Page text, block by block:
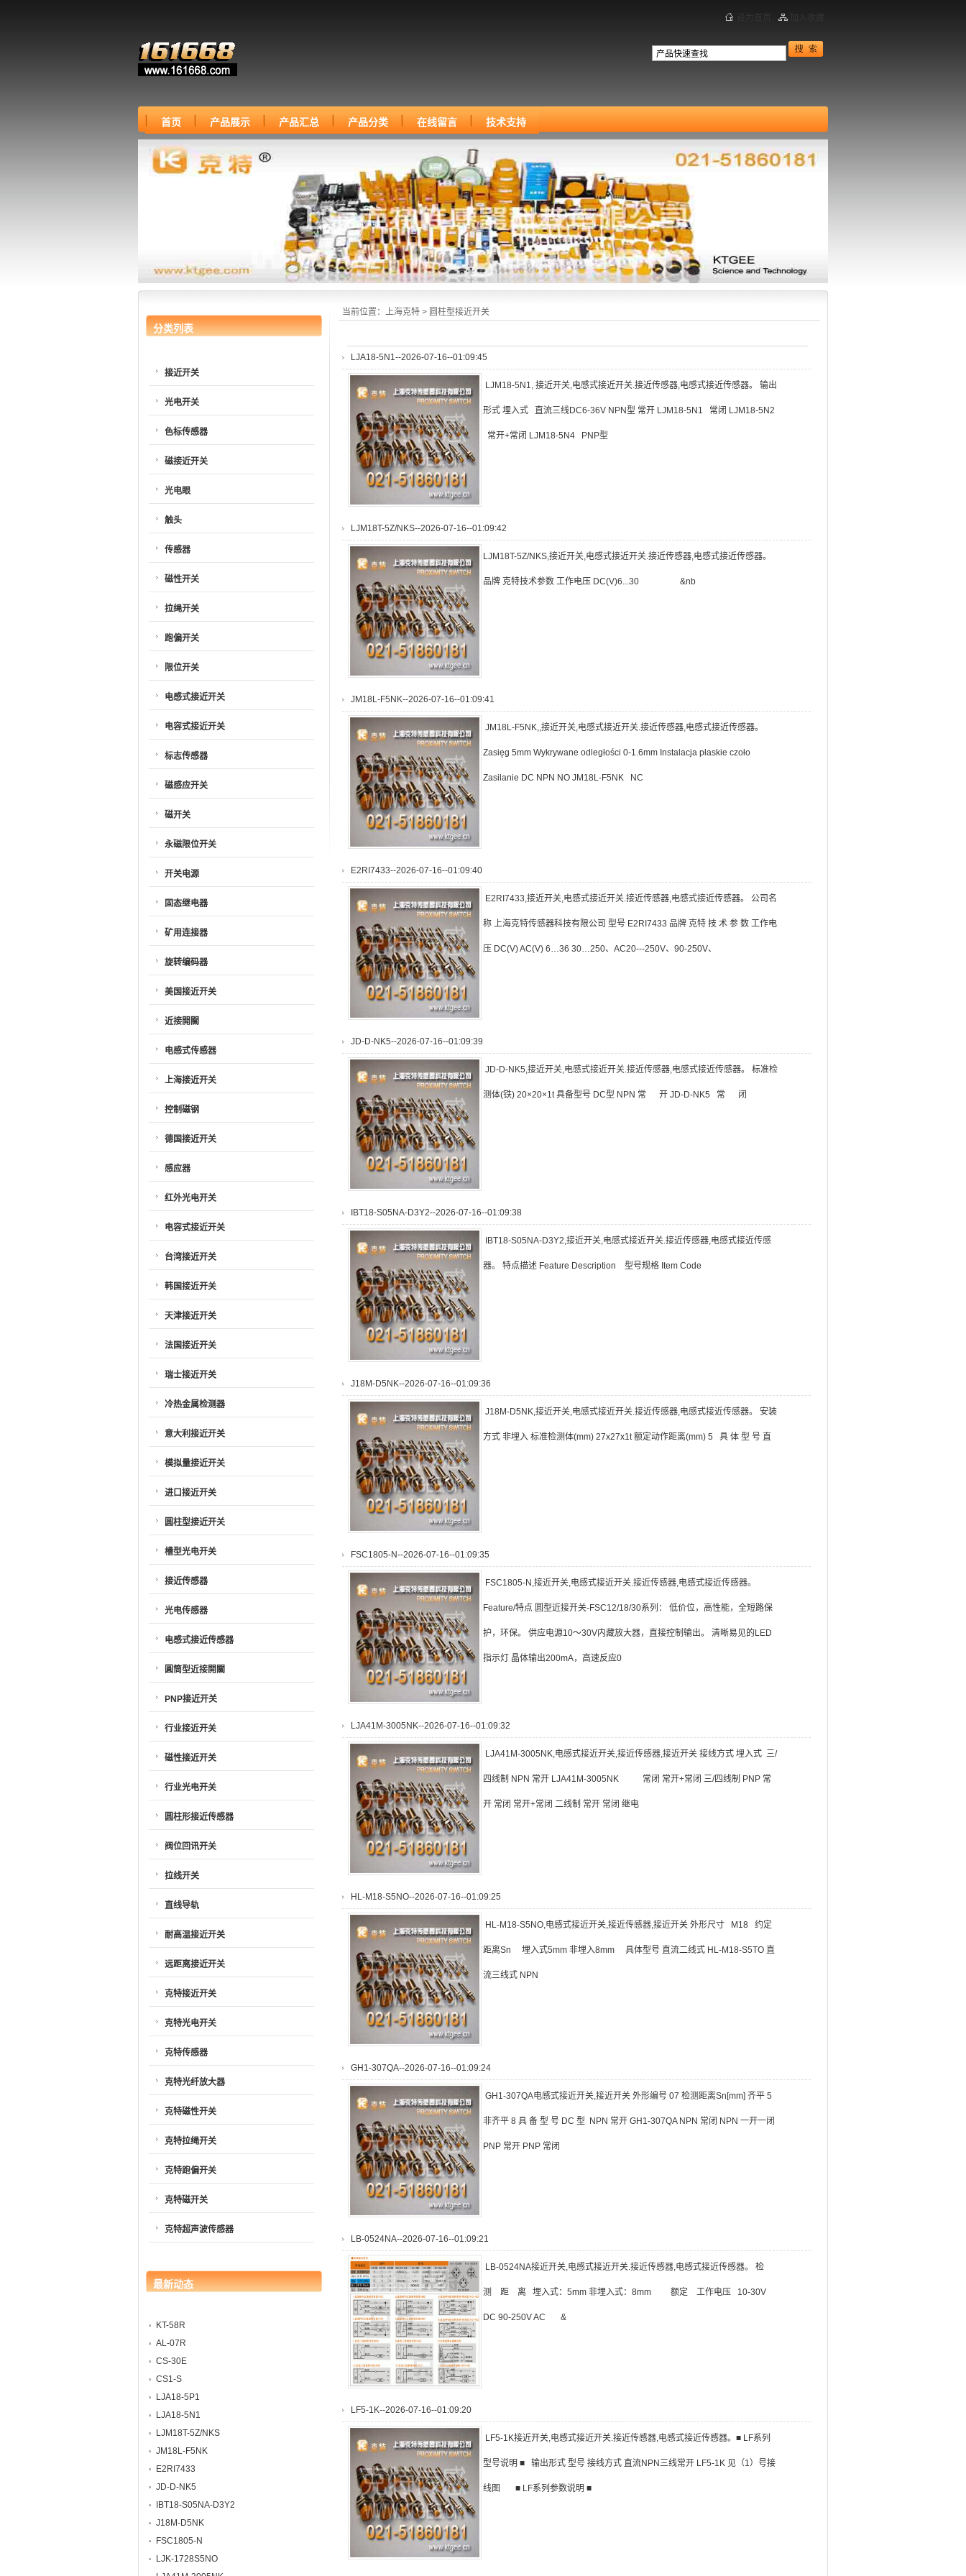
首页 产品展示 产品汇总 产品分类 在线留言 技术支持
当前位置： 上海克特 > 圆柱型接近开关
LJA18-5N1--2026-07-16--01:09:45
LJM18-5N1, 接近开关,电感式接近开关.接近传感器,电感式接近传感器。 输出
形式 埋入式 直流三线DC6-36V NPN型 常开 LJM18-5N1 常闭 LJM18-5N2
常开+常闭 LJM18-5N4 PNP型
LJM18T-5Z/NKS--2026-07-16--01:09:42
LJM18T-5Z/NKS,接近开关,电感式接近开关.接近传感器,电感式接近传感器。
品牌 克特技术参数 工作电压 DC(V)6...30 &nb
JM18L-F5NK--2026-07-16--01:09:41
JM18L-F5NK,,接近开关,电感式接近开关.接近传感器,电感式接近传感器。
Zasięg 5mm Wykrywane odległości 0-1.6mm Instalacja płaskie czoło
Zasilanie DC NPN NO JM18L-F5NK NC
E2RI7433--2026-07-16--01:09:40
E2RI7433,接近开关,电感式接近开关.接近传感器,电感式接近传感器。 公司名
称 上海克特传感器科技有限公司 型号 E2RI7433 品牌 克特 技 术 参 数 工作电
压 DC(V) AC(V) 6…36 30…250、AC20---250V、90-250V、
JD-D-NK5--2026-07-16--01:09:39
JD-D-NK5,接近开关,电感式接近开关.接近传感器,电感式接近传感器。 标准检
测体(铁) 20×20×1t 具备型号 DC型 NPN 常 开 JD-D-NK5 常 闭
IBT18-S05NA-D3Y2--2026-07-16--01:09:38
IBT18-S05NA-D3Y2,接近开关,电感式接近开关.接近传感器,电感式接近传感
器。 特点描述 Feature Description 型号规格 Item Code
J18M-D5NK--2026-07-16--01:09:36
J18M-D5NK,接近开关,电感式接近开关.接近传感器,电感式接近传感器。 安装
方式 非埋入 标准检测体(mm) 27x27x1t 额定动作距离(mm) 5 具 体 型 号 直
FSC1805-N--2026-07-16--01:09:35
FSC1805-N,接近开关,电感式接近开关.接近传感器,电感式接近传感器。
Feature/特点 圆型近接开关-FSC12/18/30系列： 低价位，高性能，全短路保
护，环保。 供应电源10～30V内藏放大器，直接控制输出。 清晰易见的LED
指示灯 晶体输出200mA，高速反应0
LJA41M-3005NK--2026-07-16--01:09:32
LJA41M-3005NK,电感式接近开关,接近传感器,接近开关 接线方式 埋入式 三/
四线制 NPN 常开 LJA41M-3005NK 常闭 常开+常闭 三/四线制 PNP 常
开 常闭 常开+常闭 二线制 常开 常闭 继电
HL-M18-S5NO--2026-07-16--01:09:25
HL-M18-S5NO,电感式接近开关,接近传感器,接近开关 外形尺寸 M18 约定
距离Sn 埋入式5mm 非埋入8mm 具体型号 直流二线式 HL-M18-S5TO 直
流三线式 NPN
GH1-307QA--2026-07-16--01:09:24
GH1-307QA电感式接近开关,接近开关 外形编号 07 检测距离Sn[mm] 齐平 5
非齐平 8 具 备 型 号 DC 型 NPN 常开 GH1-307QA NPN 常闭 NPN 一开一闭
PNP 常开 PNP 常闭
LB-0524NA--2026-07-16--01:09:21
LB-0524NA接近开关,电感式接近开关.接近传感器,电感式接近传感器。 检
测 距 离 埋入式：5mm 非埋入式：8mm 额定 工作电压 10-30V
DC 90-250V AC &
LF5-1K--2026-07-16--01:09:20
LF5-1K接近开关,电感式接近开关.接近传感器,电感式接近传感器。■ LF系列
型号说明 ■ 输出形式 型号 接线方式 直流NPN三线常开 LF5-1K 见（1）号接
线图 ■ LF系列参数说明 ■
分类列表
接近开关
光电开关
色标传感器
磁接近开关
光电眼
触头
传感器
磁性开关
拉绳开关
跑偏开关
限位开关
电感式接近开关
电容式接近开关
标志传感器
磁感应开关
磁开关
永磁限位开关
开关电源
固态继电器
矿用连接器
旋转编码器
美国接近开关
近接開關
电感式传感器
上海接近开关
控制磁钢
德国接近开关
感应器
红外光电开关
电容式接近开关
台湾接近开关
韩国接近开关
天津接近开关
法国接近开关
瑞士接近开关
冷热金属检测器
意大利接近开关
模拟量接近开关
进口接近开关
圆柱型接近开关
槽型光电开关
接近传感器
光电传感器
电感式接近传感器
圓筒型近接開關
PNP接近开关
行业接近开关
磁性接近开关
行业光电开关
圆柱形接近传感器
阀位回讯开关
拉线开关
直线导轨
耐高温接近开关
远距离接近开关
克特接近开关
克特光电开关
克特传感器
克特光纤放大器
克特磁性开关
克特拉绳开关
克特跑偏开关
克特磁开关
克特超声波传感器
最新动态
KT-58R
AL-07R
CS-30E
CS1-S
LJA18-5P1
LJA18-5N1
LJM18T-5Z/NKS
JM18L-F5NK
E2RI7433
JD-D-NK5
IBT18-S05NA-D3Y2
J18M-D5NK
FSC1805-N
LJK-1728S5NO